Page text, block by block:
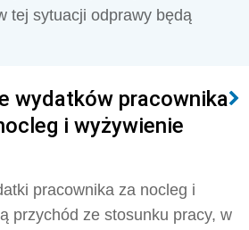
tej sytuacji odprawy będą
wydatków pracownika
i wyżywienie
pracownika za nocleg i
przychód ze stosunku pracy, w